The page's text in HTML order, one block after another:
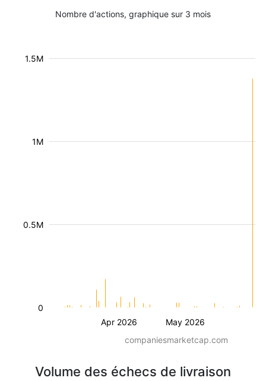
Nombre d'actions, graphique sur 3 mois
Apr 2026 May 2026
0.5M
1M
1.5M
0
companiesmarketcap.com
Volume des échecs de livraison